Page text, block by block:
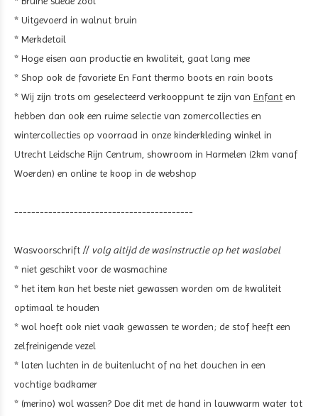
* Uitgevoerd in walnut bruin
* Merkdetail
* Hoge eisen aan productie en kwaliteit, gaat lang mee
* Shop ook de favoriete En Fant thermo boots en rain boots
* Wij zijn trots om geselecteerd verkooppunt te zijn van Enfant en
hebben dan ook een ruime selectie van zomercollecties en
wintercollecties op voorraad in onze kinderkleding winkel in
Utrecht Leidsche Rijn Centrum, showroom in Harmelen (2km vanaf
Woerden) en online te koop in de webshop
------------------------------------------
Wasvoorschrift // volg altijd de wasinstructie op het waslabel
* niet geschikt voor de wasmachine
* het item kan het beste niet gewassen worden om de kwaliteit
optimaal te houden
* wol hoeft ook niet vaak gewassen te worden; de stof heeft een
zelfreinigende vezel
* laten luchten in de buitenlucht of na het douchen in een
vochtige badkamer
* (merino) wol wassen? Doe dit met de hand in lauwwarm water tot